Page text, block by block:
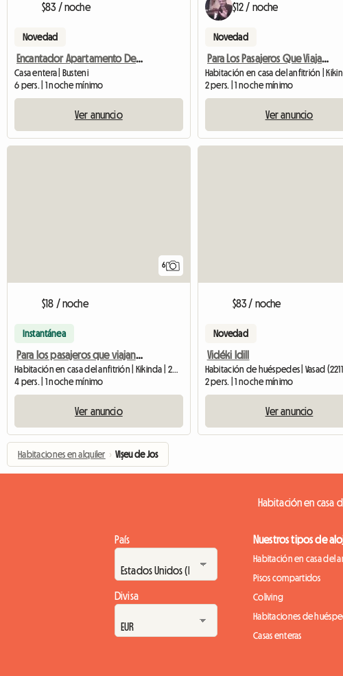
$83 / noche
Novedad
Encantador Apartamento De Vacaciones Cerca De Brasov
Casa entera | Busteni
6 pers. | 1 noche mínimo
Ver anuncio
$12 / noche
Novedad
Para Los Pasajeros Que Viajan A Kikinda
2 pers. | 1 noche mínimo
Ver anuncio
6
$18 / noche
Instantánea
Para los pasajeros que viajan a Kikinda
Habitación en casa del anfitrión | Kikinda | 20 M2
4 pers. | 1 noche mínimo
Ver anuncio
$83 / noche
Novedad
Vidéki Idill
Habitación de huéspedes | Vasad
2 pers. | 1 noche mínimo
Ver anuncio
Habitaciones en alquiler › Vișeu de Jos
Habitación en casa
País
Divisa
Nuestros tipos de
Habitación en casa del
Pisos compartidos
Coliving
Habitaciones de
Casas enteras